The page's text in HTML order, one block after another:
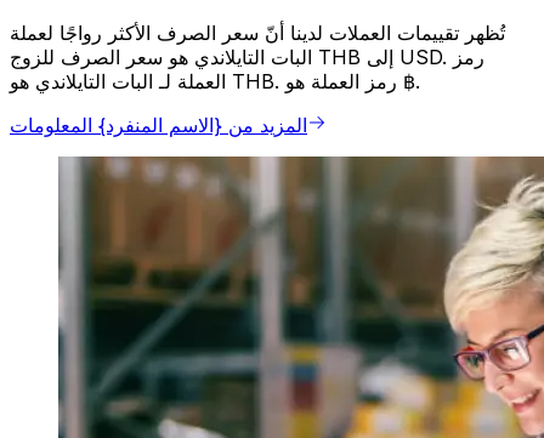
تُظهر تقييمات العملات لدينا أنّ سعر الصرف الأكثر رواجًا لعملة
البات التايلاندي هو سعر الصرف للزوج THB إلى USD. رمز
العملة لـ البات التايلاندي هو THB. رمز العملة هو ฿.
المزيد من {الاسم المنفرد} المعلومات